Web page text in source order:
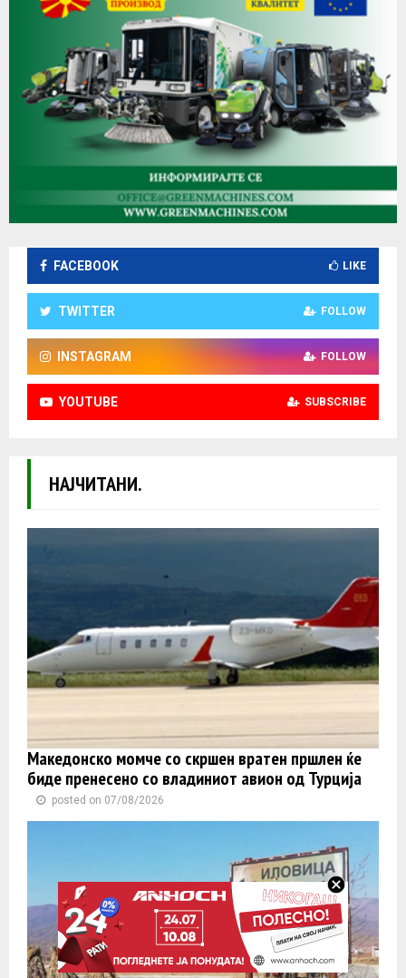
FACEBOOK LIKE
TWITTER FOLLOW
INSTAGRAM FOLLOW
YOUTUBE SUBSCRIBE
НАЈЧИТАНИ.
Македонско момче со скршен вратен пршлен ќе
биде пренесено со владиниот авион од Турција
posted on 07/08/2026